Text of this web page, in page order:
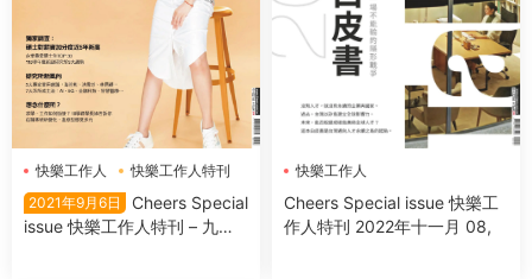
快樂工作人
快樂工作人特刊
2021年9月6日
Cheers Special
issue 快樂工作人特刊 – 九月
快樂工作人
Cheers Special issue 快樂工
作人特刊 2022年十一月 08,